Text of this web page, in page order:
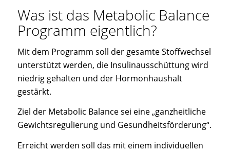
Was ist das Metabolic Balance
Programm eigentlich?
Mit dem Programm soll der gesamte Stoffwechsel
unterstützt werden, die Insulinausschüttung wird
niedrig gehalten und der Hormonhaushalt
gestärkt.
Ziel der Metabolic Balance sei eine „ganzheitliche
Gewichtsregulierung und Gesundheitsförderung“.
Erreicht werden soll das mit einem individuellen